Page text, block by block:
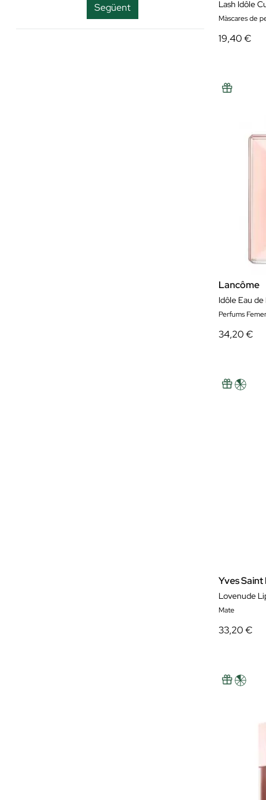
Següent Lash Idôle
Màscares de
19,40 €
Lancôme
Idôle Eau
Perfums
34,20 €
Yves
Lovenude
Mate
33,20 €